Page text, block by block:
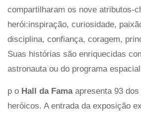
compartilharam os nove atributos-
herói:inspiração, curiosidade,
disciplina, confiança, coragem,
Suas histórias são enriquecidas
astronauta ou do programa
p o Hall da Fama apresenta 93
heróicos. A entrada da exposição